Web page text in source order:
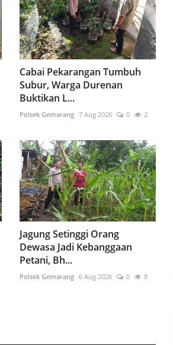
Cabai Pekarangan Tumbuh
Subur, Warga Durenan
Buktikan L...
Polsek Gemarang 7 Aug 2026 0 2
Jagung Setinggi Orang
Dewasa Jadi Kebanggaan
Petani, Bh...
Polsek Gemarang 6 Aug 2026 0 8